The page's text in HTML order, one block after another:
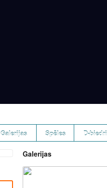
Galerijas Spēles D-biedri
Galerijas